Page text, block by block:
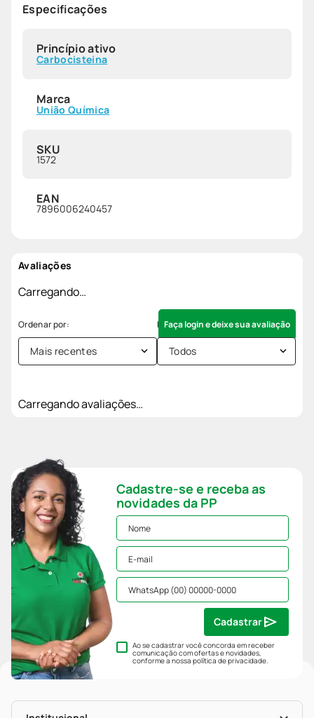
Especificações
Princípio ativo
Carbocisteina
Marca
União Química
SKU
1572
EAN
7896006240457
Avaliações
Carregando…
Faça login e deixe sua avaliação
Mais recentes Todos
Carregando avaliações…
Cadastre-se e receba as
novidades da PP
Ao se cadastrar você concorda em receber
comunicação com ofertas e novidades,
conforme a nossapolítica de privacidade.
Cadastrar